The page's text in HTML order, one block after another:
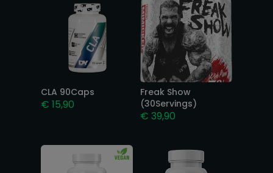
CLA 90Caps
€ 15,90
Freak Show
(30Servings)
€ 39,90